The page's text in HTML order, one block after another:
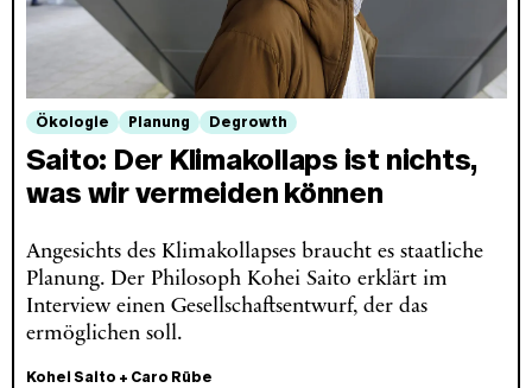
Ökologie Planung Degrowth
Saito: Der Klimakollaps ist nichts,
was wir vermeiden können
Angesichts des Klimakollapses braucht es staatliche
Planung. Der Philosoph Kohei Saito erklärt im
Interview einen Gesellschaftsentwurf, der das
ermöglichen soll.
Kohei Saito + Caro Rübe